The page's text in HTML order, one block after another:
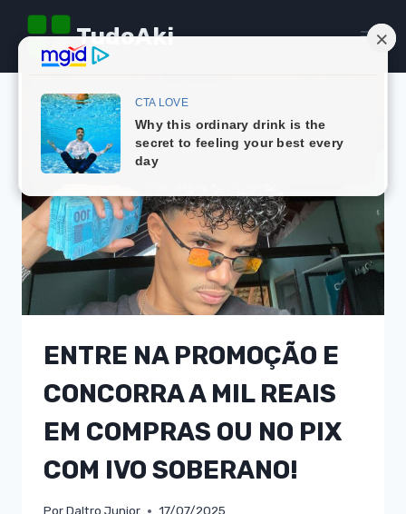
Pular
para
TudoAki
ENTRE NA PROMOÇÃO E
CONCORRA A MIL REAIS
EM COMPRAS OU NO PIX
COM IVO SOBERANO!
PorDaltro Junior 17/07/2025